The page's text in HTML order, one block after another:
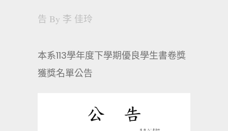
告 By 李 佳玲
本系113學年度下學期優良學生書卷獎
獲獎名單公告